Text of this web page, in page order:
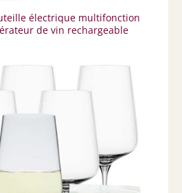
électrique multifonction
de vin rechargeable